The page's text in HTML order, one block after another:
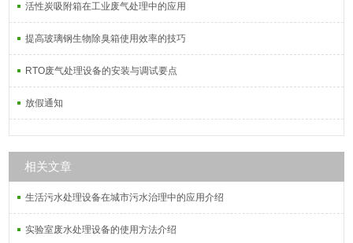
活性炭吸附箱在工业废气处理中的应用
提高玻璃钢生物除臭箱使用效率的技巧
RTO废气处理设备的安装与调试要点
放假通知
相关文章
生活污水处理设备在城市污水治理中的应用介绍
实验室废水处理设备的使用方法介绍